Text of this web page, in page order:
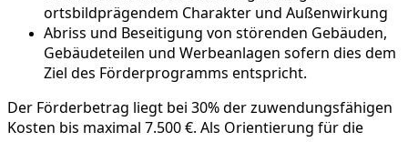
ortsbildprägendem Charakter und Außenwirkung
Abriss und Beseitigung von störenden Gebäuden,
Gebäudeteilen und Werbeanlagen sofern dies dem
Ziel des Förderprogramms entspricht.
Der Förderbetrag liegt bei 30% der zuwendungsfähigen
Kosten bis maximal 7.500 €. Als Orientierung für die